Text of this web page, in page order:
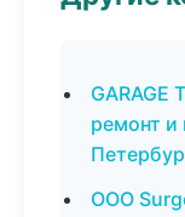
GARAGE
ремонт и
ООО